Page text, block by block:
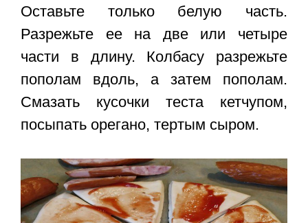
Оставьте только белую часть.
Разрежьте ее на две или четыре
части в длину. Колбасу разрежьте
пополам вдоль, а затем пополам.
Смазать кусочки теста кетчупом,
посыпать орегано, тертым сыром.